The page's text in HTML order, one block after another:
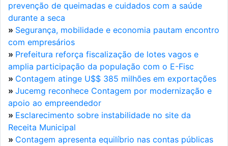
prevenção de queimadas e cuidados com a saúde
durante a seca
» Segurança, mobilidade e economia pautam encontro
com empresários
» Prefeitura reforça fiscalização de lotes vagos e
amplia participação da população com o E-Fisc
» Contagem atinge U$$ 385 milhões em exportações
» Jucemg reconhece Contagem por modernização e
apoio ao empreendedor
» Esclarecimento sobre instabilidade no site da
Receita Municipal
» Contagem apresenta equilíbrio nas contas públicas